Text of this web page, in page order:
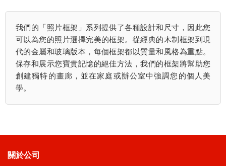
我們的「照片框架」系列提供了各種設計和尺寸，因此您
可以為您的照片選擇完美的框架。從經典的木制框架到現
代的金屬和玻璃版本，每個框架都以質量和風格為重點。
保存和展示您寶貴記憶的絕佳方法，我們的框架將幫助您
創建獨特的畫廊，並在家庭或辦公室中強調您的個人美
學。
關於公司